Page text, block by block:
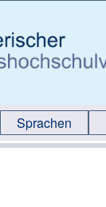
Sprachen